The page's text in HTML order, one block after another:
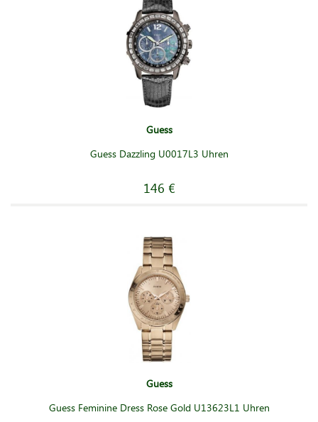
Guess
Guess Dazzling U0017L3 Uhren
146 €
Guess
Guess Feminine Dress Rose Gold U13623L1 Uhren